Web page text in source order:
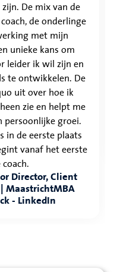
De mix van de
de onderlinge
met mijn
unieke kans om
leider ik wil zijn en
te ontwikkelen. De
uit over hoe ik
zie en helpt me
persoonlijke groei.
in de eerste plaats
vanaf het eerste
Director, Client
MaastrichtMBA
- LinkedIn